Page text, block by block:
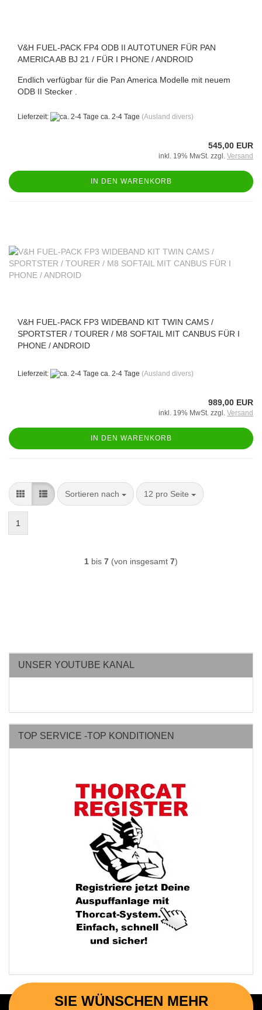
V&H FUEL-PACK FP4 ODB II AUTOTUNER FÜR PAN
AMERICA AB BJ 21 / FÜR I PHONE / ANDROID
Endlich verfügbar für die Pan America Modelle mit neuem
ODB II Stecker .
Lieferzeit: ca. 2-4 Tage (Ausland divers)
545,00 EUR
inkl. 19% MwSt. zzgl. Versand
IN DEN WARENKORB
V&H FUEL-PACK FP3 WIDEBAND KIT TWIN CAMS /
SPORTSTER / TOURER / M8 SOFTAIL MIT CANBUS FÜR I
PHONE / ANDROID
Lieferzeit: ca. 2-4 Tage (Ausland divers)
989,00 EUR
inkl. 19% MwSt. zzgl. Versand
IN DEN WARENKORB
Sortieren nach
Sortieren nach 12 pro Seite
pro Seite
1
1 bis 7 (von insgesamt 7)
UNSER YOUTUBE KANAL
TOP SERVICE -TOP KONDITIONEN
SIE WÜNSCHEN MEHR